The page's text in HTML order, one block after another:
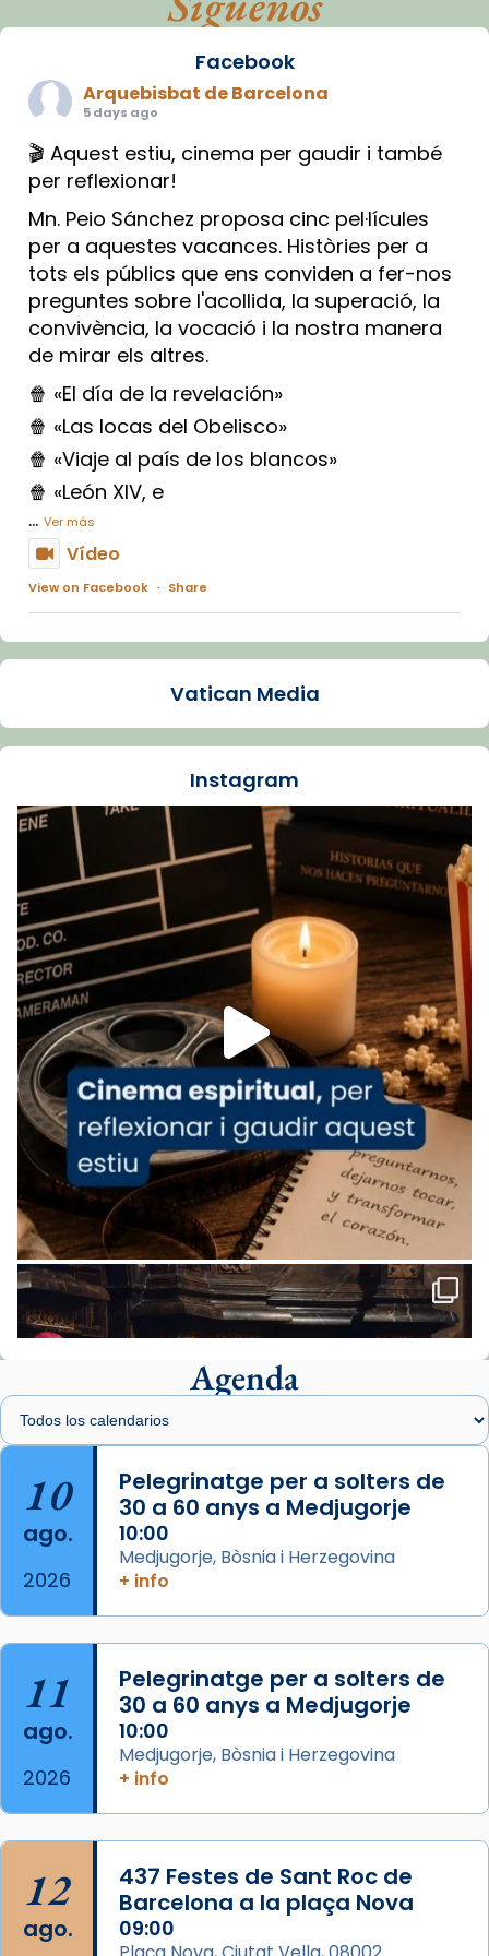
Facebook
Arquebisbat de Barcelona
5 days ago
🎬 Aquest estiu, cinema per gaudir i també
per reflexionar!
Mn. Peio Sánchez proposa cinc pel·lícules
per a aquestes vacances. Històries per a
tots els públics que ens conviden a fer-nos
preguntes sobre l'acollida, la superació, la
convivència, la vocació i la nostra manera
de mirar els altres.
🍿 «El día de la revelación»
🍿 «Las locas del Obelisco»
🍿 «Viaje al país de los blancos»
🍿 «León XIV, e
... Ver más
Vídeo
View on Facebook · Share
Arquebisbat de Barcelona
La Carmina va patir depressió. Fa gairebé
dos mesos, a l'Estadi Lluís Companys, la
Recupera l'entrevista comp
Vatican
tican News 👇
www.vaticannews.va/es/iglesia/news/2026-
07/carmina-historia-depresion-papa-viaje-
espana-testimoni...
Foto
View on Facebook · Share
Arquebisbat de Barcelona
2 weeks ago
«Avui les santes Juliana i Semproniana ens
ajuden a alçar la mirada»
Mons. Sergi Gordo, bisbe de Tortosa, ha
presidit aquest 27 de juliol la missa de Les
Santes de Mataró.
🔗 tinyurl.com/cvu5jmbk
📸 J. Merino
de Barcelona.
2 weeks ago
Aquest dilluns, 27 de juliol, ha tingut lloc la
missa d’acció de gràcies en agraïment al
comitè organitzador de la visita apostòlica
del Sant Pare Lleó XIV a Barcelona, i als
col·laboradors, a la Catedral de Barcelona.
L’arquebisbe de Barcelona, el cardenal Joan
Josep Omella, ha presidit la missa i l’ha
concelebrat el bisbe auxiliar de Barcelona,
Mons. David Abadías.
📸 Dr. G. Simón
Foto
View on Facebook · Share
Arquebisbat de Barcelona
Vatican Media
Instagram
Agenda
10
ago.
2026
Pelegrinatge per a solters de
30 a 60 anys a Medjugorje
10:00
Medjugorje, Bòsnia i Herzegovina
+ info
11
ago.
2026
Pelegrinatge per a solters de
30 a 60 anys a Medjugorje
10:00
Medjugorje, Bòsnia i Herzegovina
+ info
12
ago.
437 Festes de Sant Roc de
Barcelona a la plaça Nova
09:00